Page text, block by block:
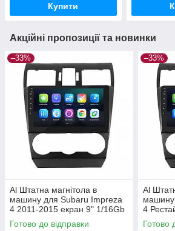
Купити
Акційні пропозиції та новинки
–33%
Al Штатна магнітола в
машину для Subaru Impreza
4 2011-2015 екран 9" 1/16Gb
Wi-Fi GPS Base
Готово до відправки
–33%
Al
машину
4
9" 1/
Готово